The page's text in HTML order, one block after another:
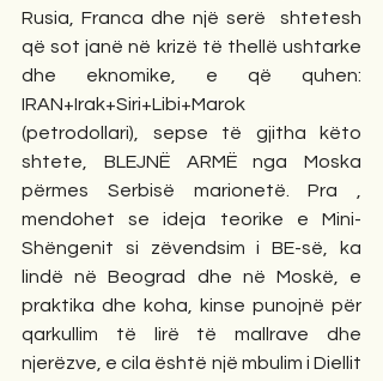
Rusia, Franca dhe një serë  shtetesh
që sot janë në krizë të thellë ushtarke
dhe eknomike, e që quhen:
IRAN+Irak+Siri+Libi+Marok
(petrodollari), sepse të gjitha këto
shtete, BLEJNË ARMË nga Moska
përmes Serbisë marionetë. Pra ,
mendohet se ideja teorike e Mini-
Shëngenit si zëvendsim i BE-së, ka
lindë në Beograd dhe në Moskë, e
praktika dhe koha, kinse punojnë për
qarkullim të lirë të mallrave dhe
njerëzve, e cila është një mbulim i Diellit